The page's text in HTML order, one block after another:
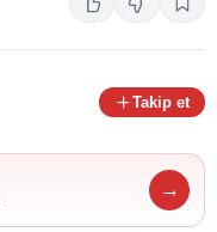
Takip et
→